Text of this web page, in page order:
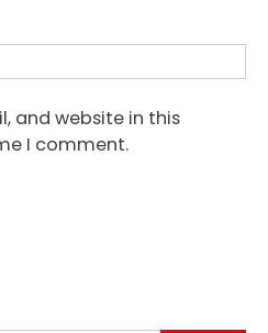
and website in this
I comment.